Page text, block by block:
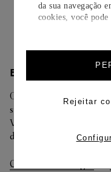
da sua navegação
cookies, você
Rejeitar
ENTREGA/
Oferecemos diferentes
sua preferência na
Você pode trocar ou
dias.
Consultar Entregas